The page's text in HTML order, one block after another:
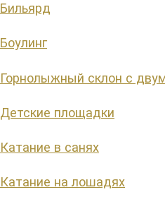
Бильярд
Боулинг
Горнолыжный склон с
Детские площадки
Катание в санях
Катание на лошадях